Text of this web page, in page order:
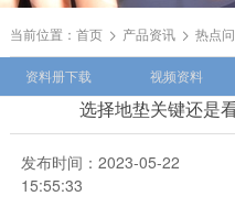
当前位置： 首页 产品资讯 热点
资料册下载 视频资料
选择地垫关键还是
发布时间：2023-05-22
15:55:33